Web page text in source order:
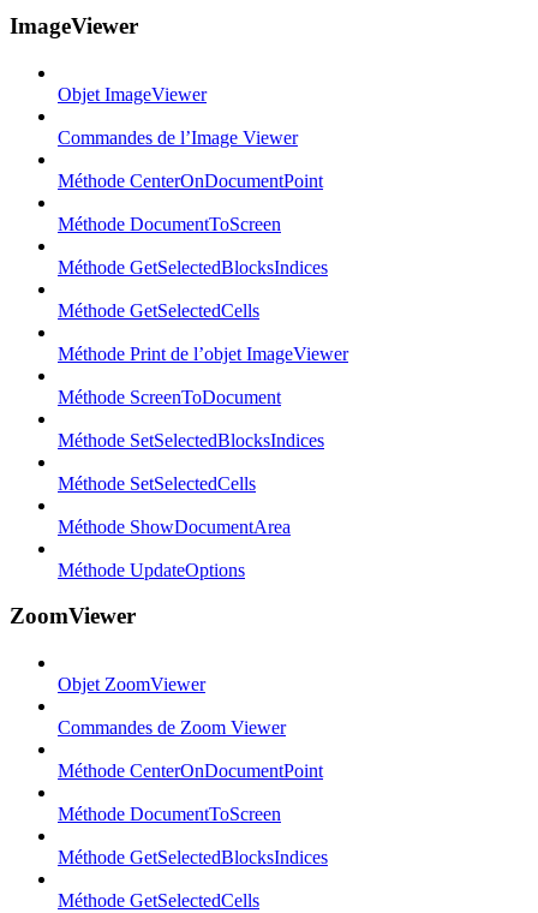
ImageViewer
Objet ImageViewer
Commandes de l’Image Viewer
Méthode CenterOnDocumentPoint
Méthode DocumentToScreen
Méthode GetSelectedBlocksIndices
Méthode GetSelectedCells
Méthode Print de l’objet ImageViewer
Méthode ScreenToDocument
Méthode SetSelectedBlocksIndices
Méthode SetSelectedCells
Méthode ShowDocumentArea
Méthode UpdateOptions
ZoomViewer
Objet ZoomViewer
Commandes de Zoom Viewer
Méthode CenterOnDocumentPoint
Méthode DocumentToScreen
Méthode GetSelectedBlocksIndices
Méthode GetSelectedCells